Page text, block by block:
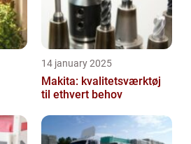
14 january 2025
Makita: kvalitetsværktøj
til ethvert behov